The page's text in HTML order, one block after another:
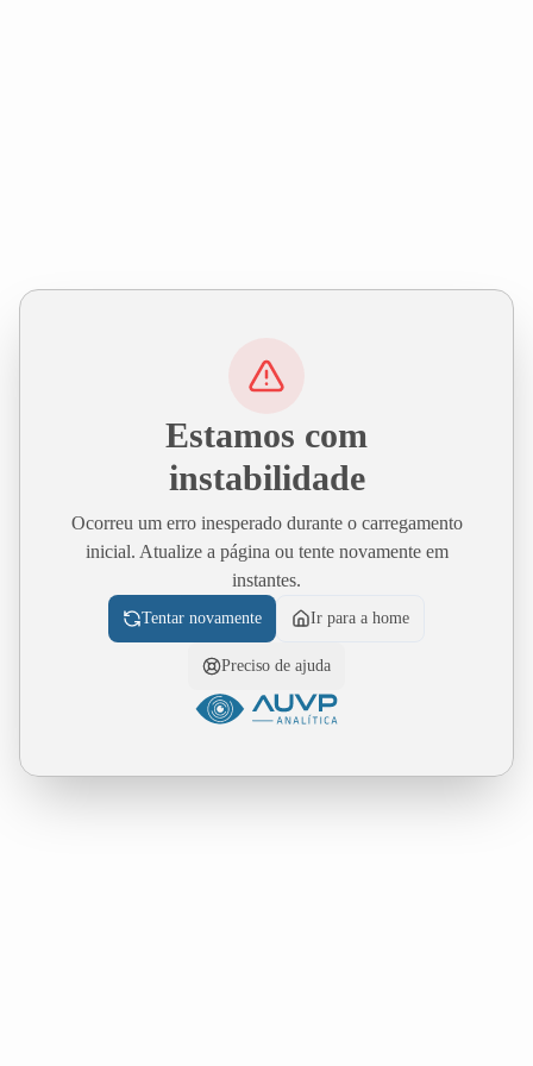
Estamos com
instabilidade
Ocorreu um erro inesperado durante o carregamento
inicial. Atualize a página ou tente novamente em
instantes.
Tentar novamente Ir para a home
Preciso de ajuda